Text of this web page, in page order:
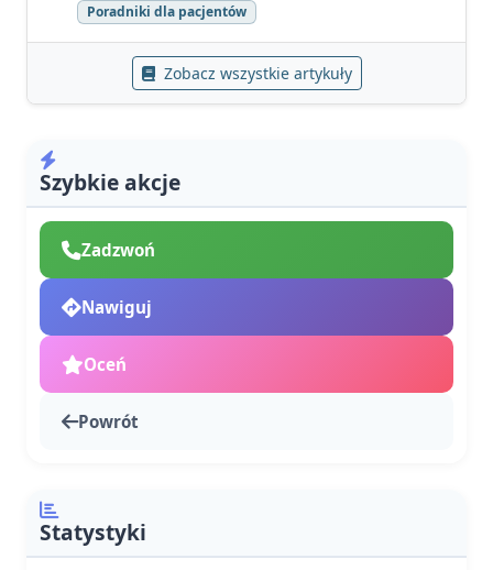
Poradniki dla pacjentów
Zobacz wszystkie artykuły
Szybkie akcje
Zadzwoń
Nawiguj
Oceń
Powrót
Statystyki